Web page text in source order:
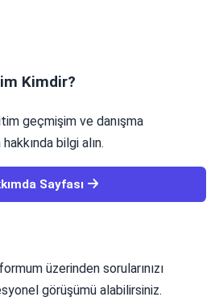
Kimdir?
geçmişim ve danışma
bilgi alın.
Sayfası
üzerinden sorularınızı
görüşümü alabilirsiniz.